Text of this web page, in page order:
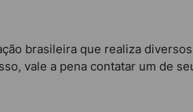
brasileira que realiza
vale a pena contatar um de